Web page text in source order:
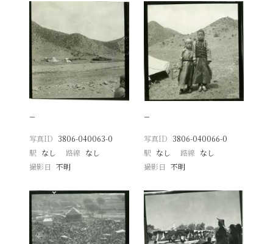
−
写真ID 3806-040063-0
駅 なし 路線 なし
撮影日
不明
−
写真ID 3806-040066-0
駅 なし 路線 なし
撮影日 不明